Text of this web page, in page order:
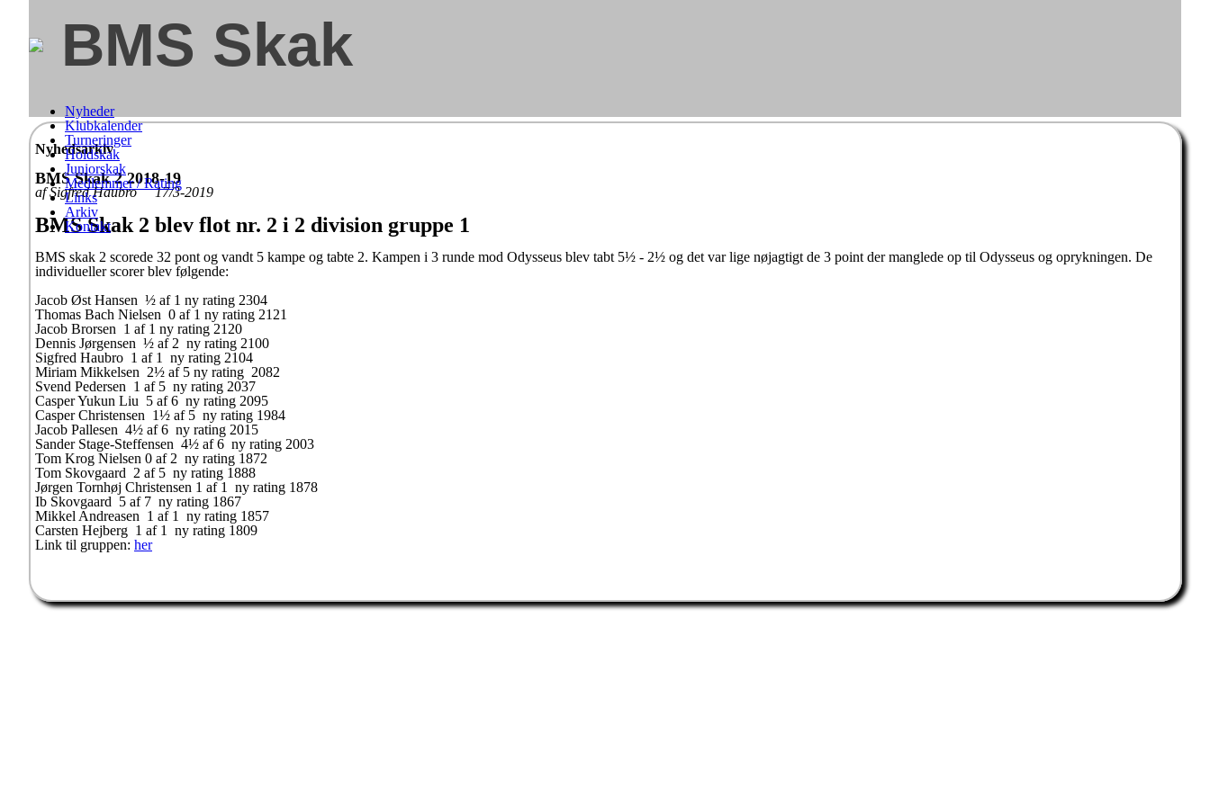
BMS Skak
Nyheder
Klubkalender
Turneringer
Holdskak
Juniorskak
Medlemmer / Rating
Links
Arkiv
Kontakt
Nyhedsarkiv
BMS Skak 2 2018-19
af Sigfred Haubro 17/3-2019
BMS Skak 2 blev flot nr. 2 i 2 division gruppe 1
BMS skak 2 scorede 32 pont og vandt 5 kampe og tabte 2. Kampen i 3 runde mod Odysseus blev tabt 5½ - 2½ og det var lige nøjagtigt de 3 point der manglede op til Odysseus og oprykningen. De
individueller scorer blev følgende:
Jacob Øst Hansen ½ af 1 ny rating 2304
Thomas Bach Nielsen 0 af 1 ny rating 2121
Jacob Brorsen 1 af 1 ny rating 2120
Dennis Jørgensen ½ af 2 ny rating 2100
Sigfred Haubro 1 af 1 ny rating 2104
Miriam Mikkelsen 2½ af 5 ny rating 2082
Svend Pedersen 1 af 5 ny rating 2037
Casper Yukun Liu 5 af 6 ny rating 2095
Casper Christensen 1½ af 5 ny rating 1984
Jacob Pallesen 4½ af 6 ny rating 2015
Sander Stage-Steffensen 4½ af 6 ny rating 2003
Tom Krog Nielsen 0 af 2 ny rating 1872
Tom Skovgaard 2 af 5 ny rating 1888
Jørgen Tornhøj Christensen 1 af 1 ny rating 1878
Ib Skovgaard 5 af 7 ny rating 1867
Mikkel Andreasen 1 af 1 ny rating 1857
Carsten Hejberg 1 af 1 ny rating 1809
Link til gruppen: her